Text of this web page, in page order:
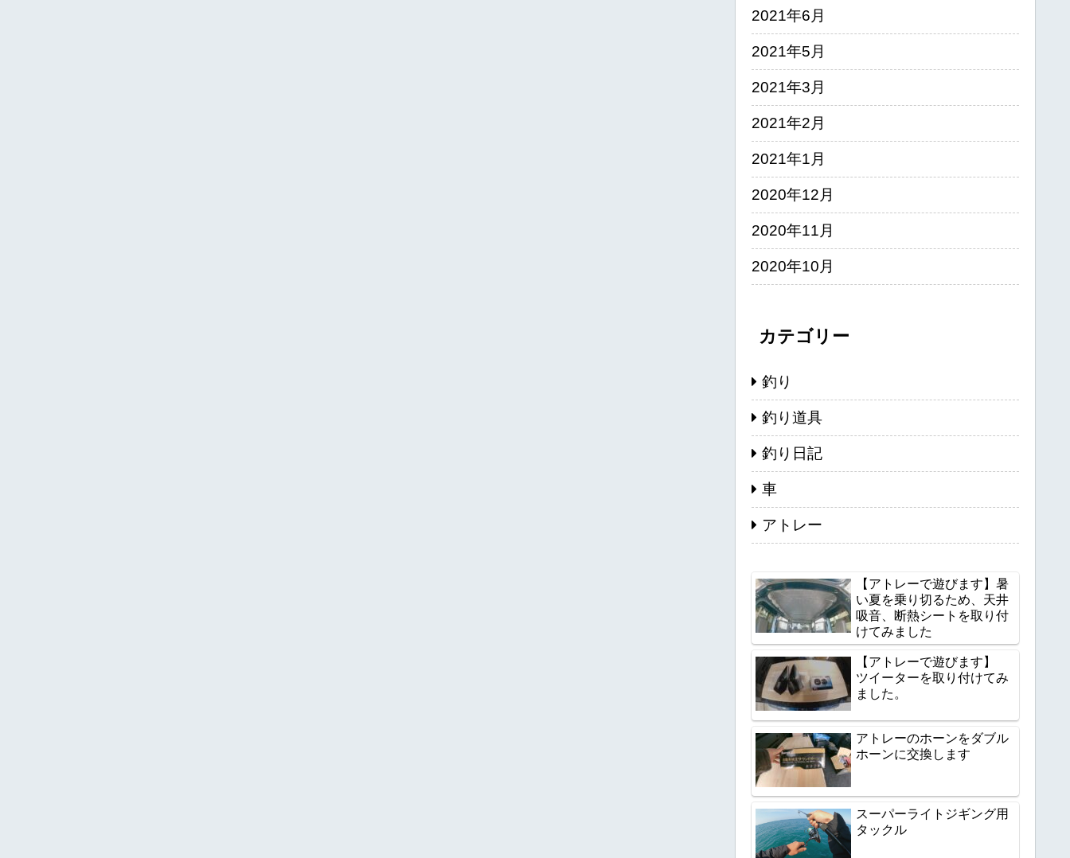
2021年6月
2021年5月
2021年3月
2021年2月
2021年1月
2020年12月
2020年11月
2020年10月
カテゴリー
釣り
釣り道具
釣り日記
車
アトレー
【アトレーで遊びます】暑
い夏を乗り切るため、天井
吸音、断熱シートを取り付
けてみました
【アトレーで遊びます】
ツイーターを取り付けてみ
ました。
アトレーのホーンをダブル
ホーンに交換します
スーパーライトジギング用
タックル